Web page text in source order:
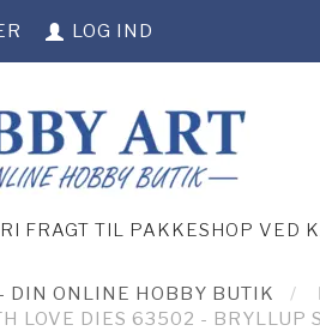
LOG IND
FRAGT TIL PAKKESHOP VED
DIN ONLINE HOBBY BUTIK
LOVE DIES 63502 - BRYLLUP